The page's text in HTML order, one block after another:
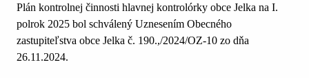
Plán kontrolnej činnosti hlavnej kontrolórky obce Jelka na I.
polrok 2025 bol schválený Uznesením Obecného
zastupiteľstva obce Jelka č. 190.,/2024/OZ-10 zo dňa
26.11.2024.